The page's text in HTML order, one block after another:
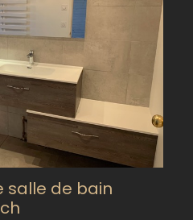
salle de bain